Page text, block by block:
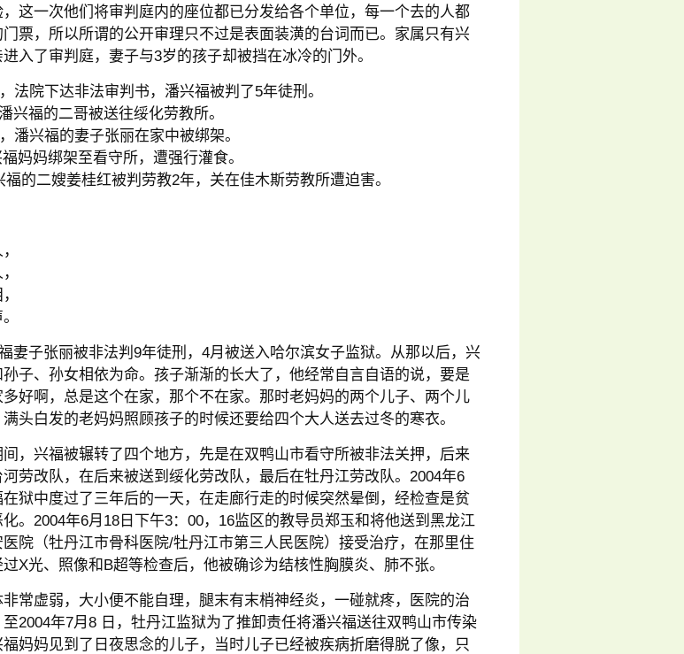
这一次他们将审判庭内的座位都已分发给各个单位，每一个去的人都
票，所以所谓的公开审理只不过是表面装潢的台词而已。家属只有兴
入了审判庭，妻子与3岁的孩子却被挡在冰冷的门外。
法院下达非法审判书，潘兴福被判了5年徒刑。
兴福的二哥被送往绥化劳教所。
潘兴福的妻子张丽在家中被绑架。
妈妈绑架至看守所，遭强行灌食。
福的二嫂姜桂红被判劳教2年，关在佳木斯劳教所遭迫害。
妻子张丽被非法判9年徒刑，4月被送入哈尔滨女子监狱。从那以后，兴
子、孙女相依为命。孩子渐渐的长大了，他经常自言自语的说，要是
好啊，总是这个在家，那个不在家。那时老妈妈的两个儿子、两个儿
头白发的老妈妈照顾孩子的时候还要给四个大人送去过冬的寒衣。
，兴福被辗转了四个地方，先是在双鸭山市看守所被非法关押，后来
劳改队，在后来被送到绥化劳改队，最后在牡丹江劳改队。2004年6
狱中度过了三年后的一天，在走廊行走的时候突然晕倒，经检查是贫
。2004年6月18日下午3：00，16监区的教导员郑玉和将他送到黑龙江
院（牡丹江市骨科医院/牡丹江市第三人民医院）接受治疗，在那里住
X光、照像和B超等检查后，他被确诊为结核性胸膜炎、肺不张。
常虚弱，大小便不能自理，腿末有末梢神经炎，一碰就疼，医院的治
2004年7月8 日，牡丹江监狱为了推卸责任将潘兴福送往双鸭山市传染
福妈妈见到了日夜思念的儿子，当时儿子已经被疾病折磨得脱了像，只